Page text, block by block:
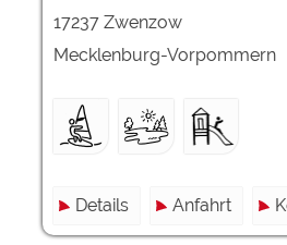
17237 Zwenzow
Mecklenburg-Vorpommern
Details Anfahrt